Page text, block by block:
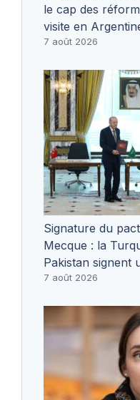
le cap des
visite en
7 août 2026
Signature du
Mecque : la
Pakistan signent
7 août 2026